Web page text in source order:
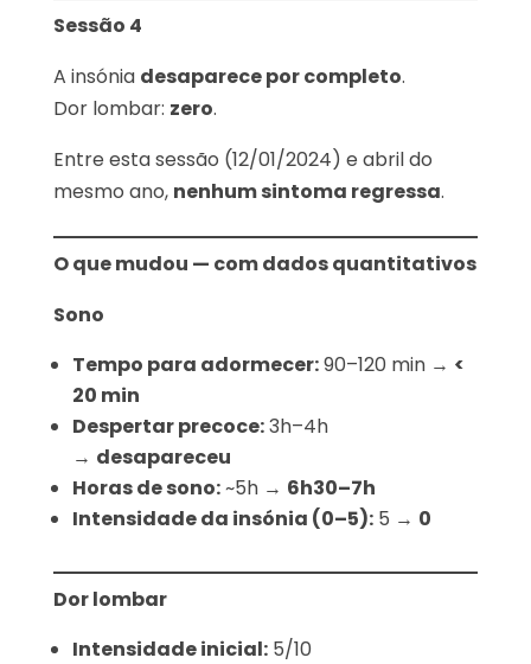
Sessão 4
A insónia desaparece por completo.
Dor lombar: zero.
Entre esta sessão (12/01/2024) e abril do
mesmo ano, nenhum sintoma regressa.
O que mudou — com dados quantitativos
Sono
Tempo para adormecer:90–120 min → <
20 min
Despertar precoce:3h–4h
→ desapareceu
Horas de sono:~5h → 6h30–7h
Intensidade da insónia (0–5):5 → 0
Dor lombar
Intensidade inicial:5/10